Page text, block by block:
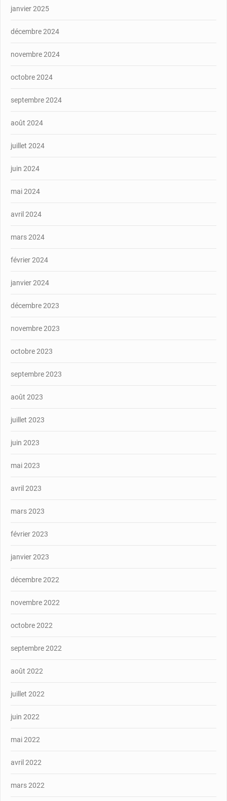
janvier 2025
décembre 2024
novembre 2024
octobre 2024
septembre 2024
août 2024
juillet 2024
juin 2024
mai 2024
avril 2024
mars 2024
février 2024
janvier 2024
décembre 2023
novembre 2023
octobre 2023
septembre 2023
août 2023
juillet 2023
juin 2023
mai 2023
avril 2023
mars 2023
février 2023
janvier 2023
décembre 2022
novembre 2022
octobre 2022
septembre 2022
août 2022
juillet 2022
juin 2022
mai 2022
avril 2022
mars 2022